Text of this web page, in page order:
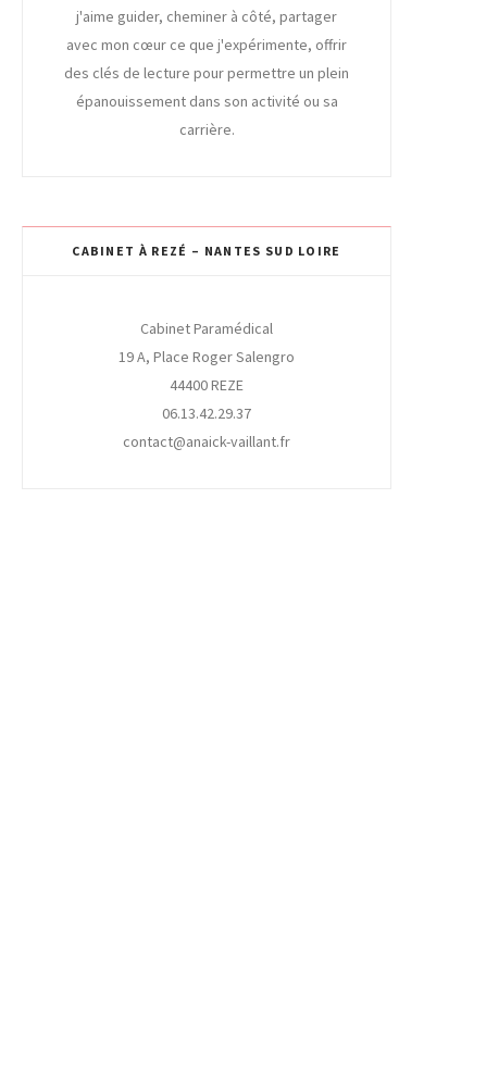
j'aime guider, cheminer à côté, partager
avec mon cœur ce que j'expérimente, offrir
des clés de lecture pour permettre un plein
épanouissement dans son activité ou sa
carrière.
CABINET À REZÉ – NANTES SUD LOIRE
Cabinet Paramédical
19 A, Place Roger Salengro
44400 REZE
06.13.42.29.37
contact@anaick-vaillant.fr